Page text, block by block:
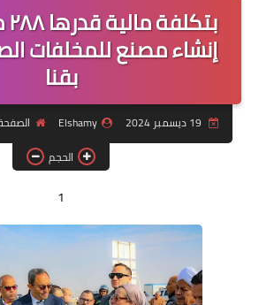
منوعات
مسلسلات
مقالات
العاب
وظائف خالية
إنشاء مصنع للمخلفات
بقنا
Elshamy
الحجم
1